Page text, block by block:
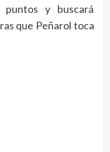
puntos y buscará
que Peñarol toca